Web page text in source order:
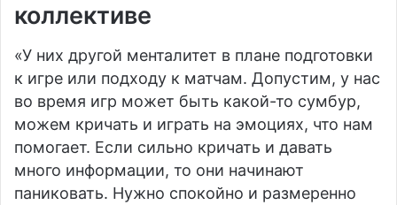
коллективе
«У них другой менталитет в плане подготовки
к игре или подходу к матчам. Допустим, у нас
во время игр может быть какой-то сумбур,
можем кричать и играть на эмоциях, что нам
помогает. Если сильно кричать и давать
много информации, то они начинают
паниковать. Нужно спокойно и размеренно